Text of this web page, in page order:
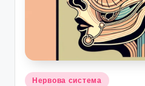
Posted
Нервова система